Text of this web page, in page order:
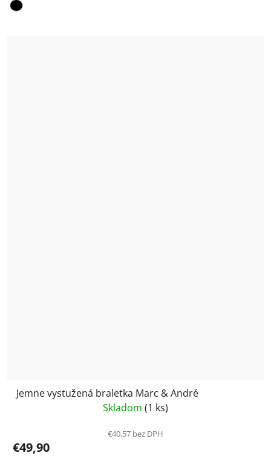
Jemne vystužená braletka Marc & André
Skladom (1 ks)
€40,57 bez DPH
€49,90